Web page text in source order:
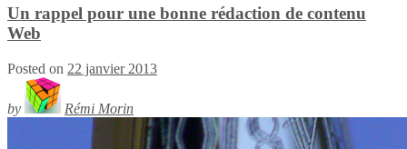
Un rappel pour une bonne rédaction de contenu
Web
Posted on 22 janvier 2013
by Rémi Morin